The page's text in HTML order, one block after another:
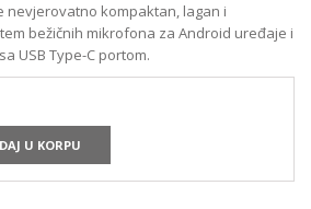
je:
159,00 KM.
nevjerovatno kompaktan, lagan i
bežičnih mikrofona za Android uređaje i
USB Type-C portom.
U KORPU